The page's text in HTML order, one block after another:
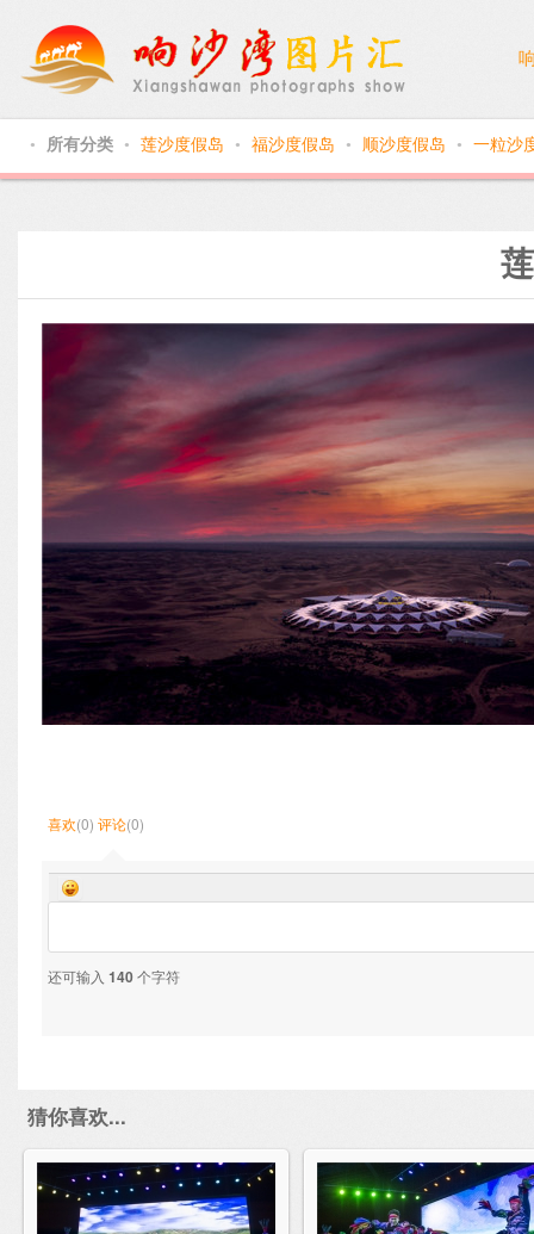
● 所有分类 ● 莲沙度假岛 ● 福沙度假岛 ● 顺沙度假岛 ● 一粒沙
喜欢(0) 评论(0)
还可输入 140个字符
猜你喜欢...